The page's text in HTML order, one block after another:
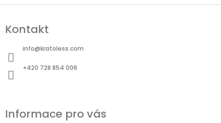
Z
á
p
Kontakt
info@kratoless.com
+420 728 854 006
Informace pro vás